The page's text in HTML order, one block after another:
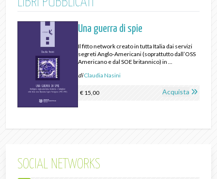
Una guerra di spie
Il fitto network creato in tutta Italia dai servizi
segreti Anglo-Americani (soprattutto dall’OSS
Americano e dal SOE britannico) in ...
diClaudia Nasini
€ 15,00 Acquista
SOCIAL NETWORKS